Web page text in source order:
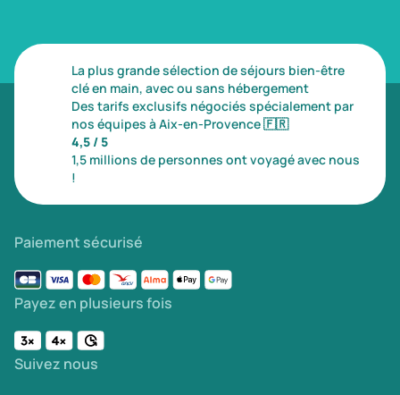
La plus grande sélection de séjours bien-être
clé en main, avec ou sans hébergement
Des tarifs exclusifs négociés spécialement par
nos équipes à Aix-en-Provence🇫🇷
4,5 / 5
1,5 millions de personnes ont voyagé avec nous
!
Paiement sécurisé
Payez en plusieurs fois
Suivez nous